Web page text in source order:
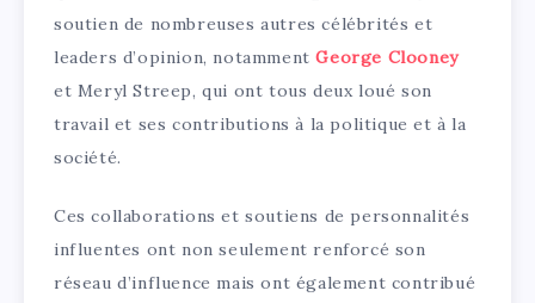
soutien de nombreuses autres célébrités et
leaders d’opinion, notammentGeorge Clooney
et Meryl Streep, qui ont tous deux loué son
travail et ses contributions à la politique et à la
société.
Ces collaborations et soutiens de personnalités
influentes ont non seulement renforcé son
réseau d’influence mais ont également contribué